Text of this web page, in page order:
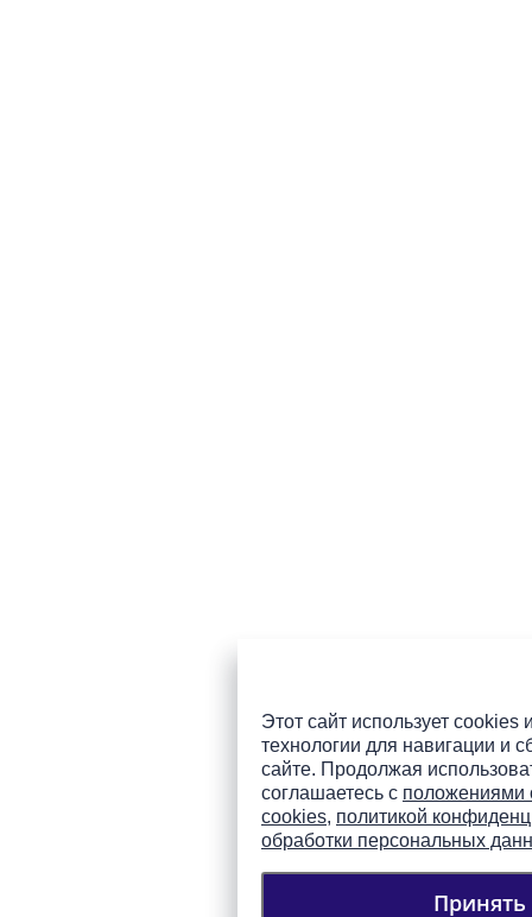
Этот сайт использует cookies
технологии для навигации и
сайте. Продолжая
соглашаетесь с положениями
cookies, политикой
обработки персональных
Принять